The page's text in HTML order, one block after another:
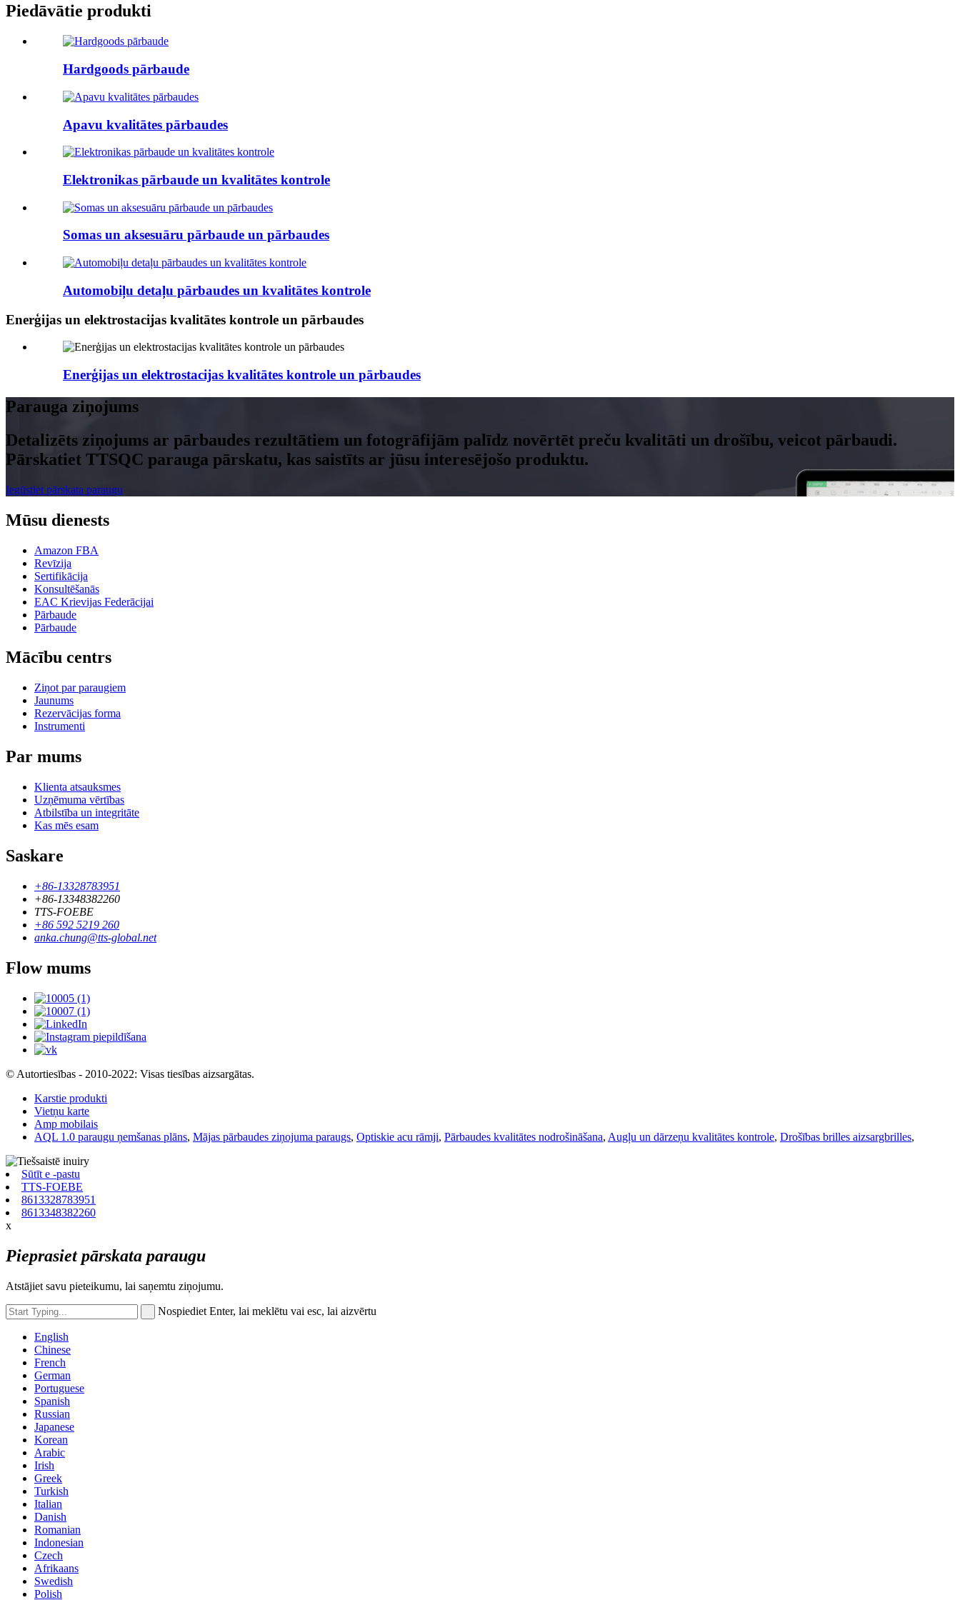
Piedāvātie produkti
Hardgoods pārbaude
Apavu kvalitātes pārbaudes
Elektronikas pārbaude un kvalitātes kontrole
Somas un aksesuāru pārbaude un pārbaudes
Automobiļu detaļu pārbaudes un kvalitātes kontrole
Enerģijas un elektrostacijas kvalitātes kontrole un pārbaudes
Enerģijas un elektrostacijas kvalitātes kontrole un pārbaudes
Parauga ziņojums
Detalizēts ziņojums ar pārbaudes rezultātiem un fotogrāfijām palīdz novērtēt preču kvalitāti un drošību, veicot pārbaudi.
Pārskatiet TTSQC parauga pārskatu, kas saistīts ar jūsu interesējošo produktu.
Iegūstiet pārskata paraugu
Mūsu dienests
Amazon FBA
Revīzija
Sertifikācija
Konsultēšanās
EAC Krievijas Federācijai
Pārbaude
Pārbaude
Mācību centrs
Ziņot par paraugiem
Jaunums
Rezervācijas forma
Instrumenti
Par mums
Klienta atsauksmes
Uzņēmuma vērtības
Atbilstība un integritāte
Kas mēs esam
Saskare
+86-13328783951
+86-13348382260
TTS-FOEBE
+86 592 5219 260
anka.chung@tts-global.net
Flow mums
© Autortiesības - 2010-2022: Visas tiesības aizsargātas.
Karstie produkti
Vietņu karte
Amp mobilais
AQL 1.0 paraugu ņemšanas plāns, Mājas pārbaudes ziņojuma paraugs, Optiskie acu rāmji, Pārbaudes kvalitātes nodrošināšana, Augļu un dārzeņu kvalitātes kontrole, Drošības brilles aizsargbrilles,
Sūtīt e -pastu
TTS-FOEBE
8613328783951
8613348382260
x
Pieprasiet pārskata paraugu
Atstājiet savu pieteikumu, lai saņemtu ziņojumu.
Nospiediet Enter, lai meklētu vai esc, lai aizvērtu
English
Chinese
French
German
Portuguese
Spanish
Russian
Japanese
Korean
Arabic
Irish
Greek
Turkish
Italian
Danish
Romanian
Indonesian
Czech
Afrikaans
Swedish
Polish